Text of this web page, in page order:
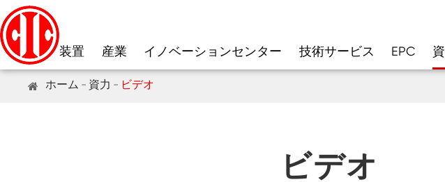
装置 産業 イノベーションセンター 技術サービス EPC
ホーム 資力 ビデオ
ビデオ